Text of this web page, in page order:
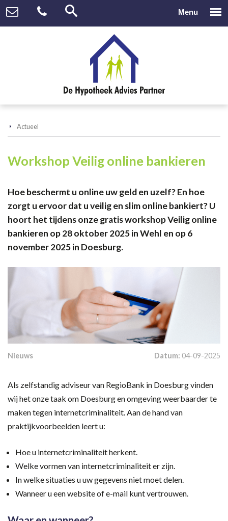
Actueel
Workshop Veilig online bankieren
Hoe beschermt u online uw geld en uzelf? En hoe
zorgt u ervoor dat u veilig en slim online bankiert? U
hoort het tijdens onze gratis workshop Veilig online
bankieren op 28 oktober 2025 in Wehl en op 6
november 2025 in Doesburg.
Nieuws Datum: 04-09-2025
Als zelfstandig adviseur van RegioBank in Doesburg vinden
wij het onze taak om Doesburg en omgeving weerbaarder te
maken tegen internetcriminaliteit. Aan de hand van
praktijkvoorbeelden leert u:
Hoe u internetcriminaliteit herkent.
Welke vormen van internetcriminaliteit er zijn.
In welke situaties u uw gegevens niet moet delen.
Wanneer u een website of e-mail kunt vertrouwen.